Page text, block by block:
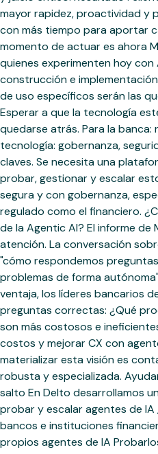
mayor rapidez, proactividad y
con más tiempo para aportar
momento de actuar es ahora
quienes experimenten hoy con
construcción e
de uso específicos serán las
Esperar a que la tecnología
quedarse atrás. Para la
tecnología: gobernanza,
claves. Se necesita una
probar, gestionar y escalar
segura y con gobernanza,
regulado como el financiero.
de la Agentic AI? El informe de
atención. La conversación
"cómo respondemos
problemas de forma
ventaja, los líderes bancarios
preguntas correctas: ¿Qué
son más costosos e
costos y mejorar CX con
materializar esta visión es
robusta y especializada.
salto En Delto desarrollamos
probar y escalar agentes de IA
bancos e instituciones
propios agentes de IA